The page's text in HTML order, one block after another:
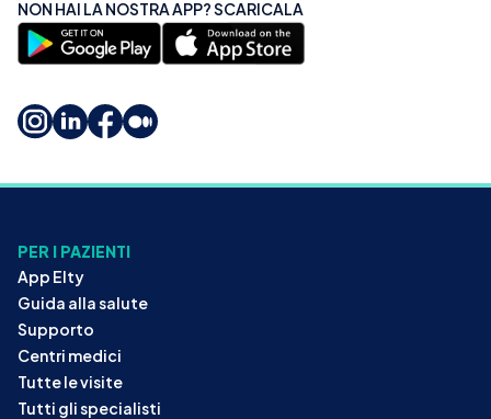
NON HAI LA NOSTRA APP? SCARICALA
PER I PAZIENTI
App Elty
Guida alla salute
Supporto
Centri medici
Tutte le visite
Tutti gli specialisti